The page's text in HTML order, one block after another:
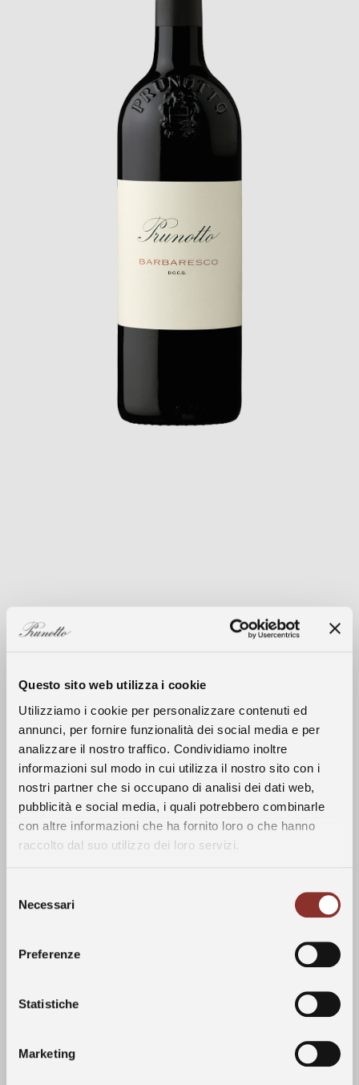
Questo sito web utilizza i cookie
Utilizziamo i cookie per personalizzare contenuti ed
annunci, per fornire funzionalità dei social media e per
analizzare il nostro traffico. Condividiamo inoltre
informazioni sul modo in cui utilizza il nostro sito con i
nostri partner che si occupano di analisi dei dati web,
pubblicità e social media, i quali potrebbero combinarle
con altre informazioni che ha fornito loro o che hanno
raccolto dal suo utilizzo dei loro servizi.
delNecessari
Preferenze
Statistiche
Marketing
La Storia
I Vini
Clima
L’annata 2023 è stata caratterizzata da un
a metà maggio, quando sono iniziate
abbondanti piogge, particolarmente intense
nelle Langhe albesi.
A partire da luglio, le temperature sono
tornate nella norma stagionale e sono stati
registrati alcuni eventi temporaleschi, che
tuttavia influire sulla qualità e sulla
terminata il 12 dello stesso mese.
Vinificazione